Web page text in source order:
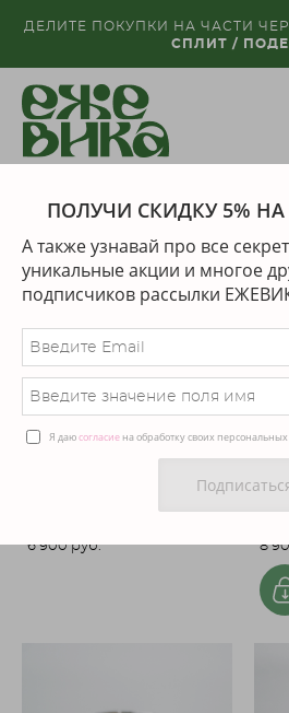
ДЕЛИТЕ ПОКУПКИ НА ЧАСТИ
СПЛИТ /
магазин > дизайнеры > els
Сортировка: рекомендуем
6 900 pуб.
8
ПОЛУЧИ СКИДКУ 5%
А также узнавай про все
уникальные акции и многое
подписчиков рассылки
Я даюсогласие на обработку своих